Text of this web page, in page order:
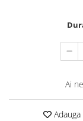
Zgărzi, Lese &
Ai
Adauga